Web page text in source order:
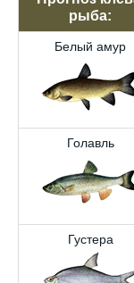
рыба:
Белый амур
Голавль
Густера